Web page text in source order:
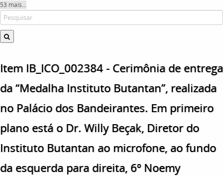
53 mais...
Item IB_ICO_002384 - Cerimônia de entrega
da “Medalha Instituto Butantan”, realizada
no Palácio dos Bandeirantes. Em primeiro
plano está o Dr. Willy Beçak, Diretor do
Instituto Butantan ao microfone, ao fundo
da esquerda para direita, 6º Noemy